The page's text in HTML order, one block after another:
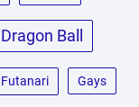
Dragon Ball
Futanari Gays